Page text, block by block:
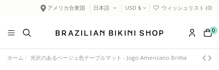
アメリカ合衆国 日本語 USD $ ウィッシュリスト (0)
0
ホーム 光沢のあるベージュ色テーブルマット - Jogo Americano Brilha